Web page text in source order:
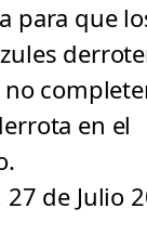
para que
en el
de Julio